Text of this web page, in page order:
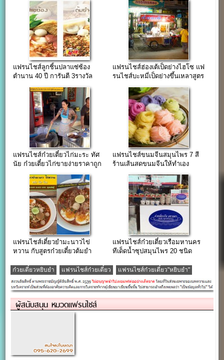
แฟรนไชส์ลูกชิ้นปลาแซ่ซ้อง
ตำนาน 40 ปี การันตี 3รางวัล
แฟรนไชส์ฮ่องเต้เป็ดย่างไฮโซ แฟ
รนไชส์บะหมี่เป็ดย่างขึ้นเหลาสูตร
แฟรนไชส์ก๋วยเตี๋ยวไก่มะระ ทัศ
นัย ก๋วยเตี๋ยวไก่ขายง่ายราคาถูก
แฟรนไชส์ขนมจีนสมุนไพร 7 สี
ร้านเส้นสดขนมจีนให้ทำเอง
แฟรนไชส์เตี๋ยวยำมะนาวไข่
หวาน กับสูตรก๋วยเตี๋ยวต้มยำ
แฟรนไชส์ก๋วยเตี๋ยวเรือมหานคร
ทีเด็ดน้ำซุปสมุนไพร 20 ชนิด
ก๋วยเตี๋ยวหยิบยำ แฟรนไชส์ก๋วยเตี๋ยว แฟรนไชส์ก๋วยเตี๋ยว"หยิบยำ"
ผู้สนับสนุน หมวดแฟรนไชส์